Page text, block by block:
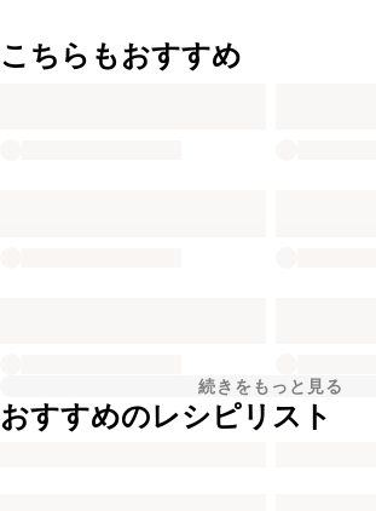
こちらもおすすめ
続きをもっと見る
おすすめのレシピリスト